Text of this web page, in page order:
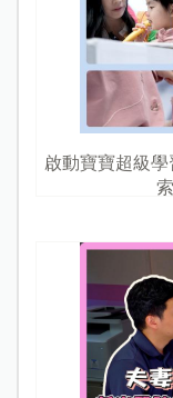
啟動寶寶超級